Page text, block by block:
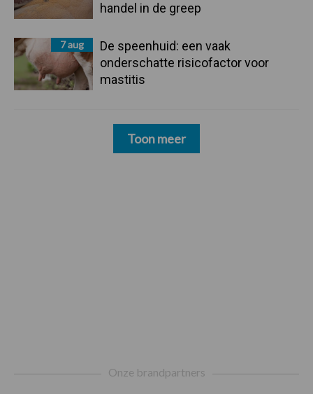
handel in de greep
7 aug
De speenhuid: een vaak
onderschatte risicofactor voor
mastitis
Toon meer
Onze brandpartners